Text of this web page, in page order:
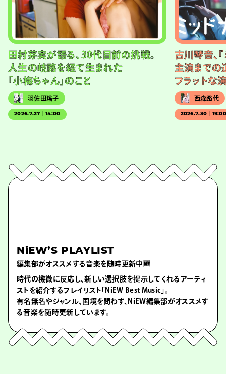
田村芽実が語る、30代目前の挑戦。
人生の岐路を経て生まれた
「小梅ちゃん」のこと
羽佐田瑤子
2026.7.27｜14:00
古川琴音、
主演までの
フラットな
西森路代
2026.7.30｜
NiEW’S PLAYLIST
編集部がオススメする音楽を随時更新中🆕
時代の機微に反応し、新しい選択肢を提示してくれるアーティ
ストを紹介するプレイリスト「NiEW Best Music」。
有名無名やジャンル、国境を問わず、NiEW編集部がオススメす
る音楽を随時更新しています。